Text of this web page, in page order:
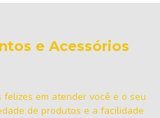
e Acessórios
em atender você e o seu
de produtos e a facilidade